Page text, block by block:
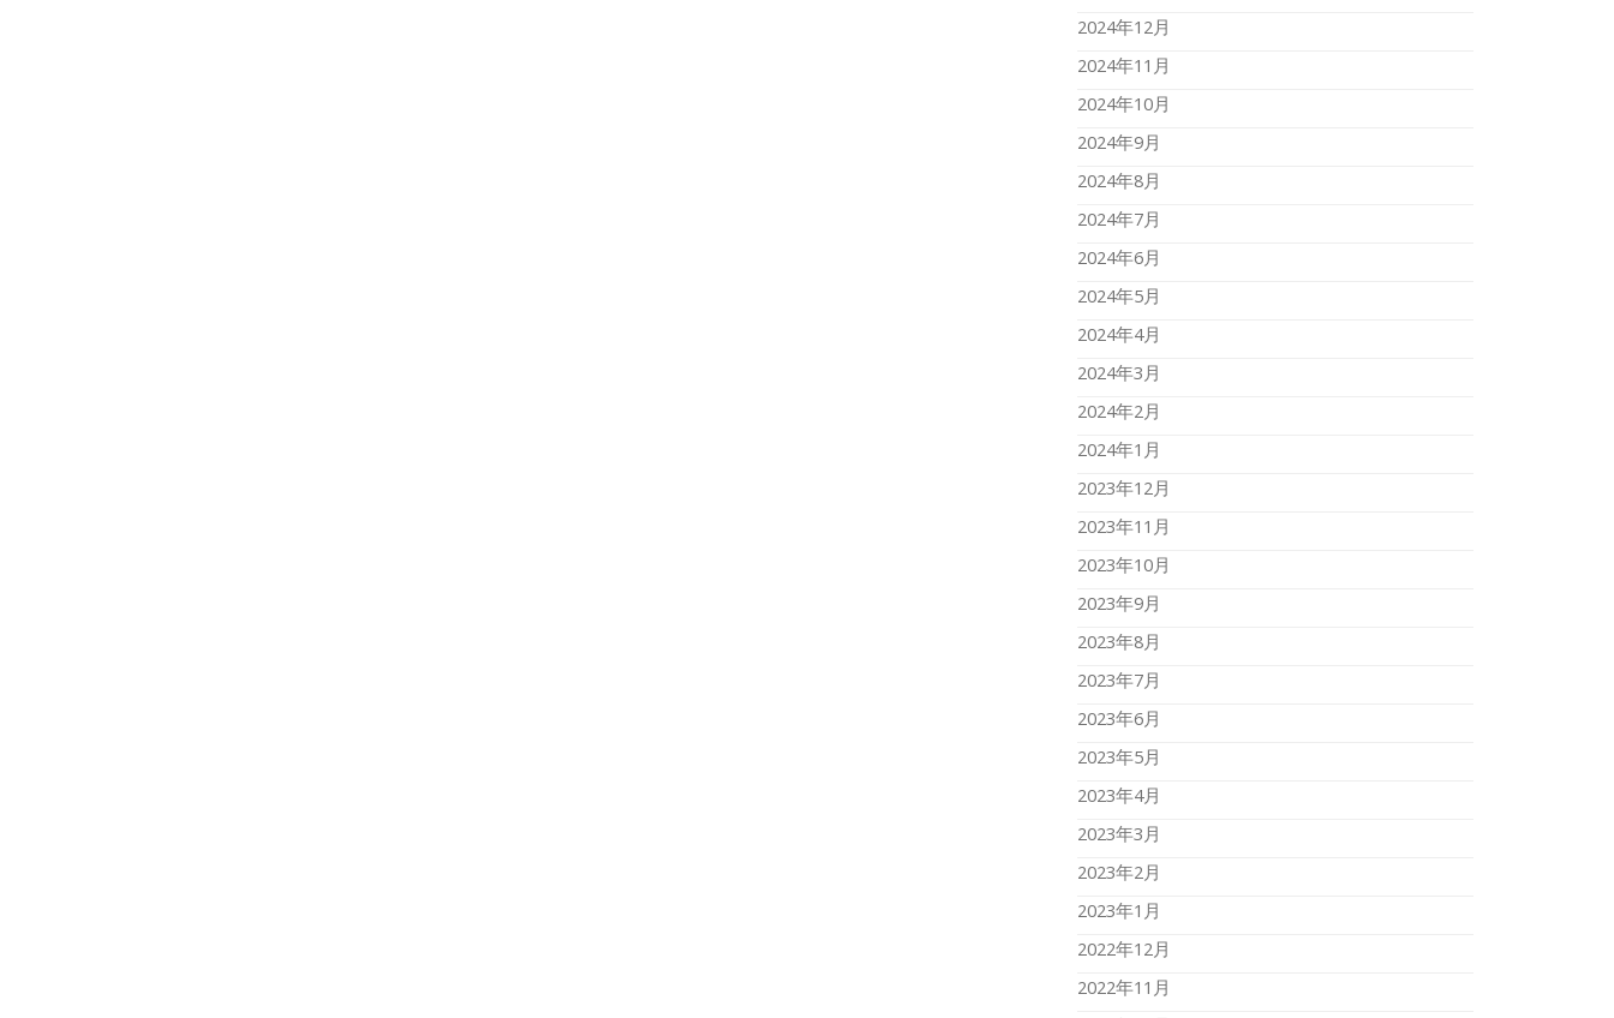
2024年12月
2024年11月
2024年10月
2024年9月
2024年8月
2024年7月
2024年6月
2024年5月
2024年4月
2024年3月
2024年2月
2024年1月
2023年12月
2023年11月
2023年10月
2023年9月
2023年8月
2023年7月
2023年6月
2023年5月
2023年4月
2023年3月
2023年2月
2023年1月
2022年12月
2022年11月